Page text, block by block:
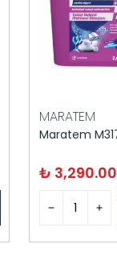
MARATEM
₺ 3,290.00